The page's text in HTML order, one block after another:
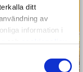
ditt
av
information i